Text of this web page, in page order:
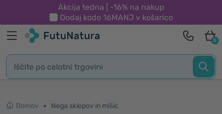
Akcija tedna | -16% na nakup
Dodaj kodo 16MANJ v košarico
0
Domov Nega sklepov in mišic